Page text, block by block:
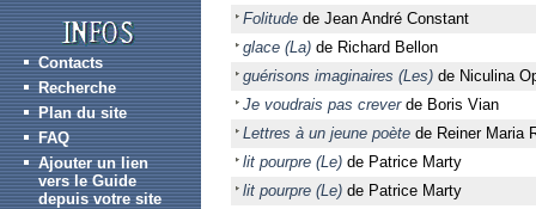
Contacts
Recherche
Plan du site
FAQ
Ajouter un lien
vers le Guide
depuis votre site
Folitude de Jean André Constant
glace (La) de Richard Bellon
guérisons imaginaires (Les) de Niculina
Je voudrais pas creverde Boris Vian
Lettres à un jeune poète de Reiner Maria
lit pourpre (Le) de Patrice Marty
lit pourpre (Le) de Patrice Marty